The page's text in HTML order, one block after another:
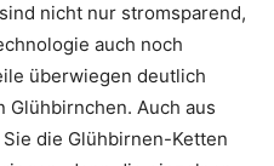
sind nicht nur stromsparend,
auch noch
überwiegen deutlich
Auch aus
die Glühbirnen-Ketten